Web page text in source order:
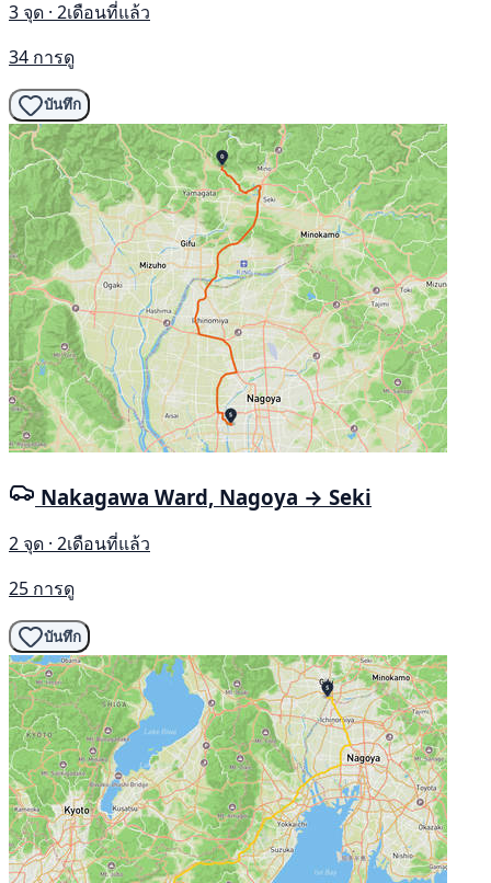
3 จุด · 2เดือนที่แล้ว
34 การดู
บันทึก
Nakagawa Ward, Nagoya → Seki
2 จุด · 2เดือนที่แล้ว
25 การดู
บันทึก